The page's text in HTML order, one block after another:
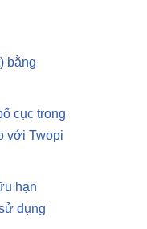
bằng
cục trong
với Twopi
hạn
dụng